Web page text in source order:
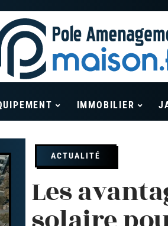
IMMOBILIER
ACTUALITÉ
Les